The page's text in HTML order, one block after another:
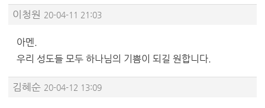
이청원 20-04-11 21:03
아멘.
우리 성도들 모두 하나님의 기쁨이 되길 원합니다.
김혜순 20-04-12 13:09